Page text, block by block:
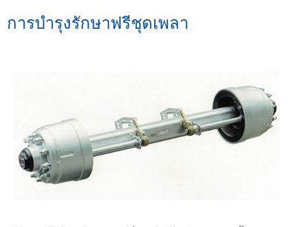
การบำรุงรักษาฟรีชุดเพลา